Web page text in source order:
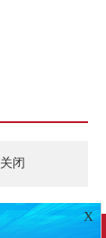
关闭
X